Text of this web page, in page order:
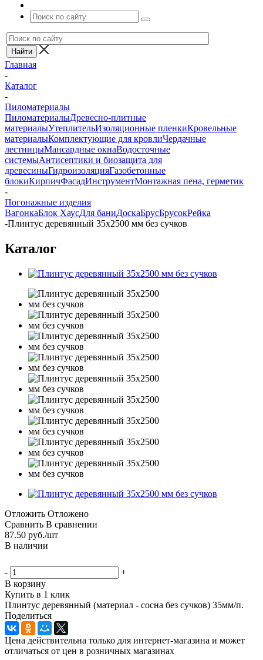
Главная
-
Каталог
-
Пиломатериалы
ПиломатериалыДревесно-плитные
материалыУтеплительИзоляционные пленкиКровельные
материалыКомплектующие для кровлиЧердачные
лестницыМансардные окнаВодосточные
системыАнтисептики и биозащита для
древесиныГидроизоляцияГазобетонные
блокиКирпичФасадИнструментМонтажная пена, герметик
-
Погонажные изделия
ВагонкаБлок ХаусДля баниДоскаБрусБрусокРейка
-Плинтус деревянный 35х2500 мм без сучков
Каталог
Отложить Отложено
Сравнить В сравнении
87.50 руб./шт
В наличии
-
+
В корзину
Купить в 1 клик
Плинтус деревянный (материал - сосна без сучков) 35мм/п.
Поделиться
Цена действительна только для интернет-магазина и может
отличаться от цен в розничных магазинах